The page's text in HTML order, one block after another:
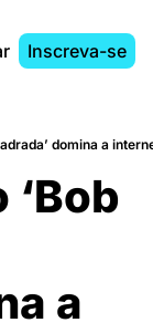
Inscreva-se
domina a
a